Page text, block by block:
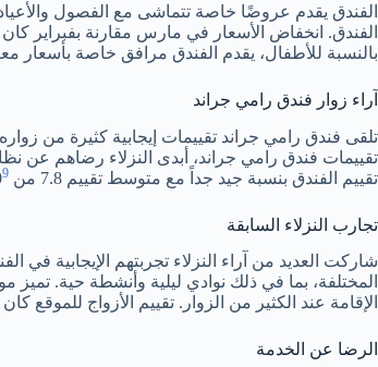
الفندق يقدم عروضًا خاصة تتماشى مع الفصول
الفندق. انخفاض الأسعار في مارس مقارنة بفبراير كان ملحوظًا، حيث بلغ %62، مما يمنح
بالنسبة للأطفال، يقدم الفندق مرافق خاصة بأسعار
آراء زوار فندق رامي جراند
تلقى فندق رامي جراند تقييمات إيجابية كثيرة من
تقييمات فندق رامي جراند، أبدى النزلاء رضاهم عن
تقييم الفندق بنسبة جيد جداً مع متوسط تقييم 7.8 من 10
9
تجارب النزلاء السابقة
شاركت العديد من آراء النزلاء تجربتهم الإيجابية في
المختلفة، بما في ذلك نوادي ليلية وأنشطة حية. تميز
الإقامة عند الكثير من الزوار. تقييم الأزواج للموقع كان
الرضا عن الخدمة